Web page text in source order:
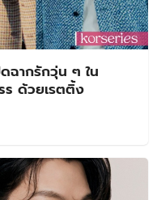
ฉากรักวุ่น ๆ ใน
ด้วยเรตติ้ง